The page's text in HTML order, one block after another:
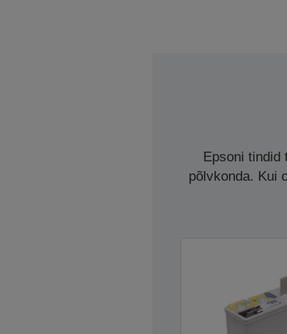
Epsoni tindid
põlvkonda. Kui